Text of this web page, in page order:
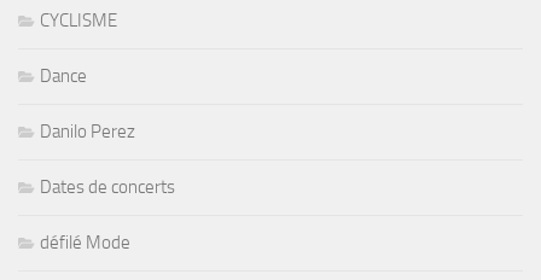
CYCLISME
Dance
Danilo Perez
Dates de concerts
défilé Mode